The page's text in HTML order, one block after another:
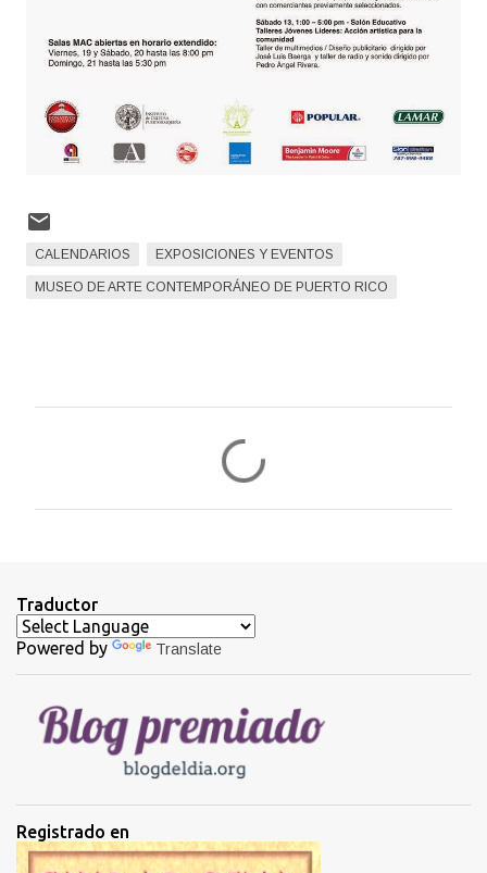
CALENDARIOS EXPOSICIONES Y EVENTOS
MUSEO DE ARTE CONTEMPORÁNEO DE PUERTO RICO
a
r
o
s
Traductor
Powered by Translate
Registrado en